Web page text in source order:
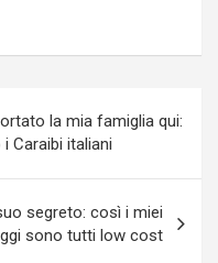
la mia famiglia qui:
Caraibi italiani
segreto: così i miei
sono tutti low cost